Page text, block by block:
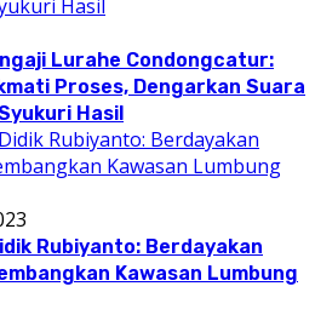
Lurahe Condongcatur:
Proses, Dengarkan Suara
Hasil
Rubiyanto: Berdayakan
Kawasan Lumbung